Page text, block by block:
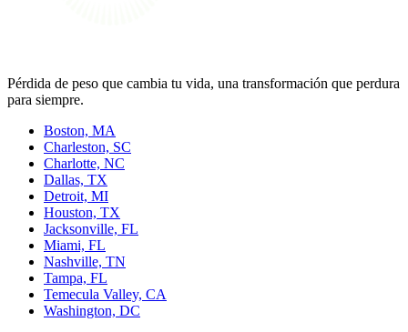
Pérdida de peso que cambia tu vida, una transformación que perdura
para siempre.
Boston, MA
Charleston, SC
Charlotte, NC
Dallas, TX
Detroit, MI
Houston, TX
Jacksonville, FL
Miami, FL
Nashville, TN
Tampa, FL
Temecula Valley, CA
Washington, DC